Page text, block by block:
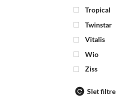
Tropical
Twinstar
Vitalis
Wio
Ziss
Slet filtre